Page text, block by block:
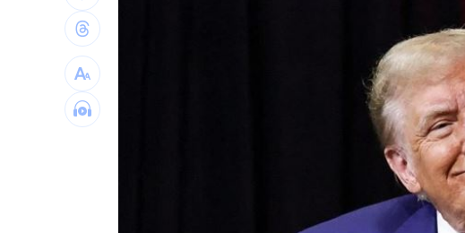
伍婉華喊白沙屯颱風致歉 全網打氣讚親切 19:15
月薪3萬多怎麼活下去？過來人揭真實生活 19:15
大咖歌后花蓮度假3天 喊話巧遇直接合照 19:13